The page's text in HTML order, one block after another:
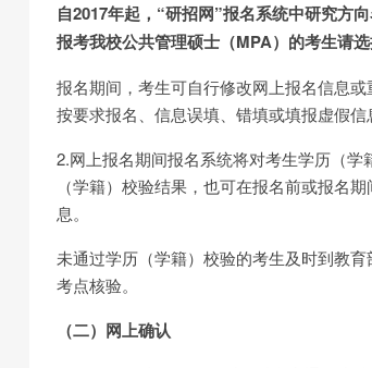
自2017年起，“研招网”报名系统中研究方
报考我校公共管理硕士（MPA）的考生请
报名期间，考生可自行修改网上报名信息
按要求报名、信息误填、错填或填报虚假
2.网上报名期间报名系统将对考生学历（
（学籍）校验结果，也可在报名前或报名
息。
未通过学历（学籍）校验的考生及时到教
考点核验。
（二）网上确认